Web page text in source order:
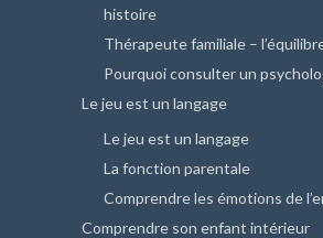
histoire
Thérapeute familiale –
Pourquoi consulter un
Le jeu est un langage
Le jeu est un langage
La fonction parentale
Comprendre les émotions de
Comprendre son enfant intérieur